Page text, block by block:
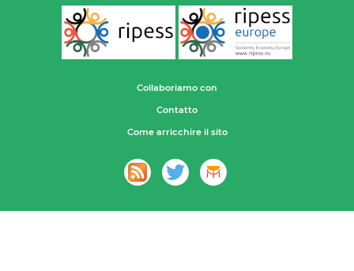
Collaboriamo con
Contatto
Come arricchire il sito